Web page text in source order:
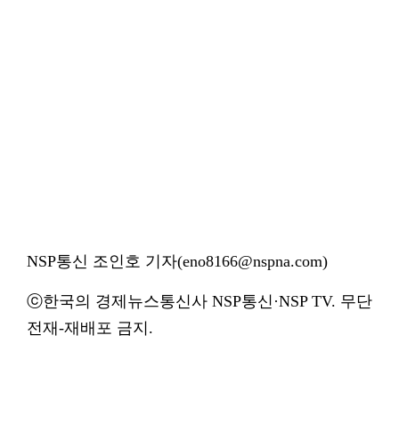
NSP통신 조인호 기자(eno8166@nspna.com)
ⓒ한국의 경제뉴스통신사 NSP통신·NSP TV. 무단
전재-재배포 금지.